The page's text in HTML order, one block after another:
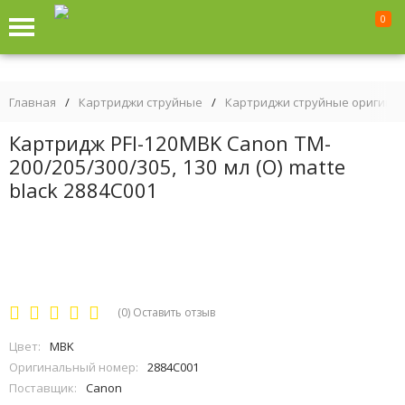
0
Главная / Картриджи струйные / Картриджи струйные
Картридж PFI-120MBK Canon TM-
200/205/300/305, 130 мл (О) matte
black 2884C001
(0) Оставить отзыв
Цвет:
MBK
Оригинальный номер:
2884C001
Поставщик:
Canon